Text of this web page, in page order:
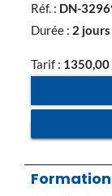
offres des
emailing : Les
importante de
Réf. : DN-
Durée : 2 jours
Tarif : 1350,00